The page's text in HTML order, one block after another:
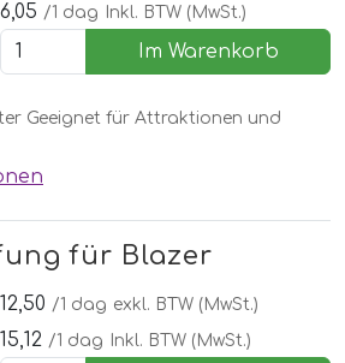
6,05 /1 dag Inkl. BTW (MwSt.)
Im Warenkorb
Geeignet für Attraktionen und
für Blazer
12,50 /1 dag exkl. BTW (MwSt.)
15,12 /1 dag Inkl. BTW (MwSt.)